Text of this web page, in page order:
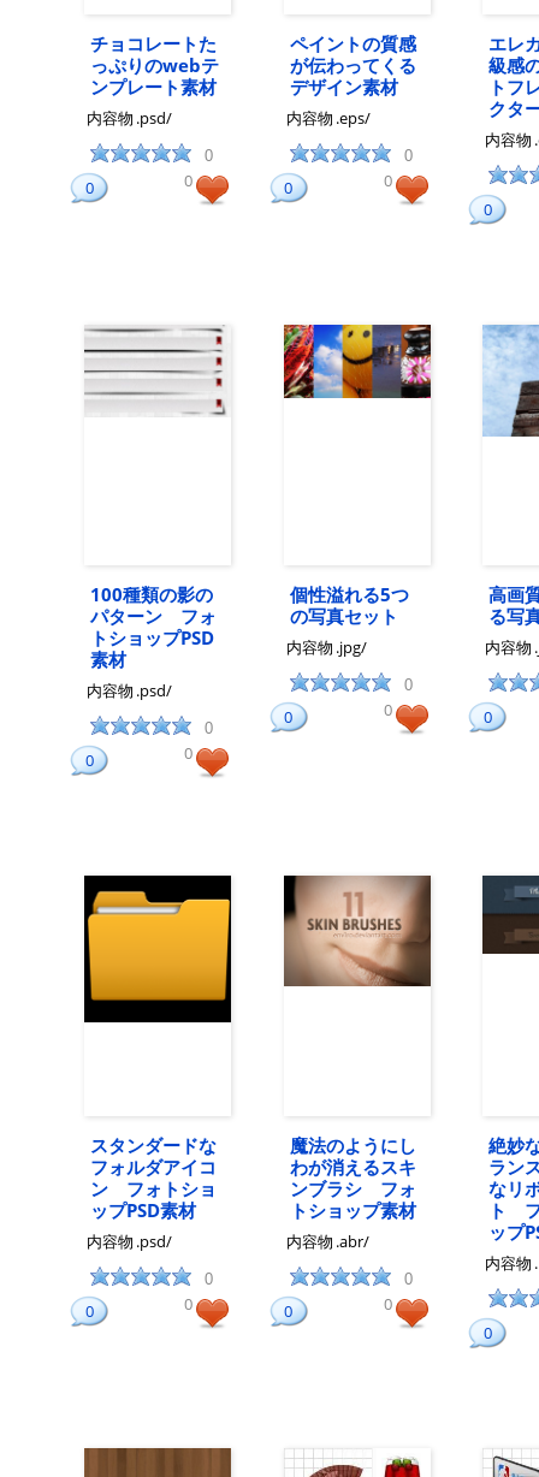
チョコレートた
っぷりのwebテ
ンプレート素材
内容物 .psd/
0
0 0
ペイントの質感
が伝わってくる
デザイン素材
内容物 .eps/
0
0 0
エレ
級感
トフ
クタ
内容物
0
100種類の影の
パターン フォ
トショップPSD
素材
内容物 .psd/
0
0 0
個性溢れる5つ
の写真セット
内容物 .jpg/
0
0 0
高画
る写
内容物
0
スタンダードな
フォルダアイコ
ン フォトショ
ップPSD素材
内容物 .psd/
0
0 0
魔法のようにし
わが消えるスキ
ンブラシ フォ
トショップ素材
内容物 .abr/
0
0 0
絶妙
ラン
なリ
ト
ップ
内容物
0